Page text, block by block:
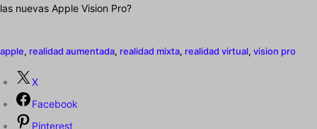
las nuevas Apple Vision Pro?
apple, realidad aumentada, realidad mixta, realidad virtual, vision pro
X
Facebook
Pinterest